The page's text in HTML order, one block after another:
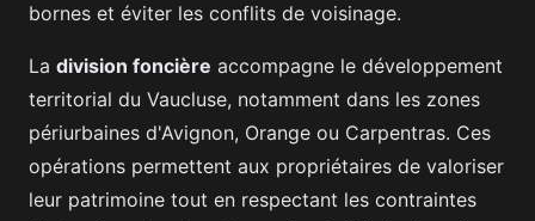
bornes et éviter les conflits de voisinage.
La division foncière accompagne le développement
territorial du Vaucluse, notamment dans les zones
périurbaines d'Avignon, Orange ou Carpentras. Ces
opérations permettent aux propriétaires de valoriser
leur patrimoine tout en respectant les contraintes